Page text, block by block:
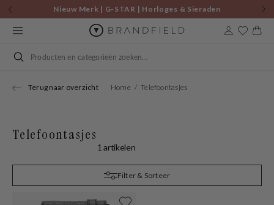
Skip to
content
Nieuw Merk | G-STAR | Horloges & Sieraden
Cart
Search
Terug naar overzicht Home Telefoontasjes
Telefoontasjes
1 artikelen
Filter & Sorteer